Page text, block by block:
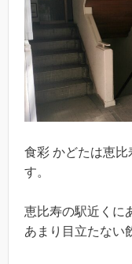
食彩 かどたは恵比
す。
恵比寿の駅近くに
あまり目立たない